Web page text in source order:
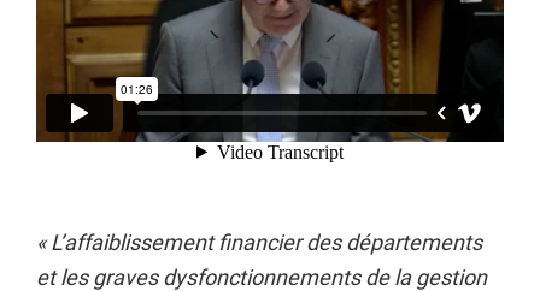
« L’affaiblissement financier des départements
et les graves dysfonctionnements de la gestion